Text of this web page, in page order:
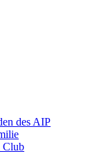
des AIP
Club